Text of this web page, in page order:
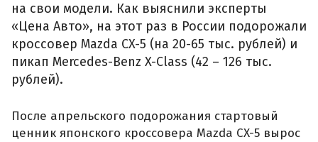
на свои модели. Как выяснили эксперты
«Цена Авто», на этот раз в России подорожали
кроссовер Mazda СX-5 (на 20-65 тыс. рублей) и
пикап Mercedes-Benz X-Class (42 – 126 тыс.
рублей).
После апрельского подорожания стартовый
ценник японского кроссовера Mazda CX-5 вырос